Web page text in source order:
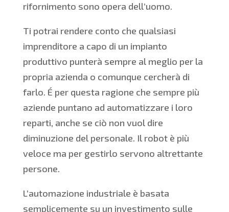
rifornimento sono opera dell’uomo.
Ti potrai rendere conto che qualsiasi
imprenditore a capo di un impianto
produttivo punterà sempre al meglio per la
propria azienda o comunque cercherà di
farlo. É per questa ragione che sempre più
aziende puntano ad automatizzare i loro
reparti, anche se ciò non vuol dire
diminuzione del personale. Il robot è più
veloce ma per gestirlo servono altrettante
persone.
L’automazione industriale è basata
semplicemente su un investimento sulle